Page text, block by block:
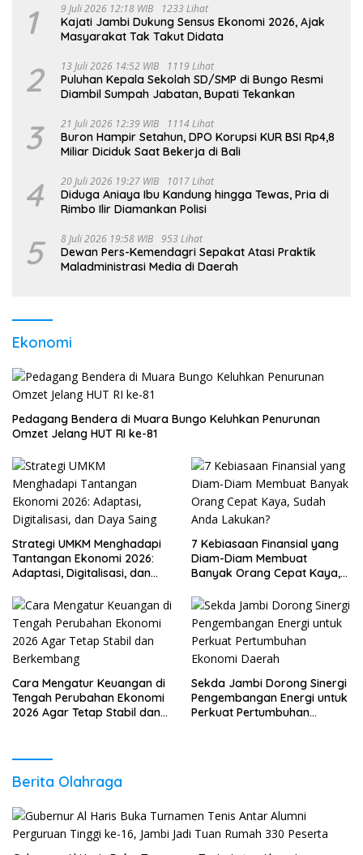
1 9 Juli 2026 12:18 WIB 1233 Lihat
Kajati Jambi Dukung Sensus Ekonomi 2026, Ajak
Masyarakat Tak Takut Didata
2 13 Juli 2026 14:52 WIB 1119 Lihat
Puluhan Kepala Sekolah SD/SMP di Bungo Resmi
Diambil Sumpah Jabatan, Bupati Tekankan
3 21 Juli 2026 12:39 WIB 1114 Lihat
Buron Hampir Setahun, DPO Korupsi KUR BSI Rp4,8
Miliar Diciduk Saat Bekerja di Bali
4 20 Juli 2026 19:27 WIB 1017 Lihat
Diduga Aniaya Ibu Kandung hingga Tewas, Pria di
Rimbo Ilir Diamankan Polisi
5 8 Juli 2026 19:58 WIB 953 Lihat
Dewan Pers-Kemendagri Sepakat Atasi Praktik
Maladministrasi Media di Daerah
Ekonomi
Pedagang Bendera di Muara Bungo Keluhkan Penurunan
Omzet Jelang HUT RI ke-81
Strategi UMKM Menghadapi
Tantangan Ekonomi 2026:
Adaptasi, Digitalisasi, dan
7 Kebiasaan Finansial yang
Diam-Diam Membuat
Banyak Orang Cepat Kaya,
Cara Mengatur Keuangan di
Tengah Perubahan Ekonomi
2026 Agar Tetap Stabil dan
Sekda Jambi Dorong Sinergi
Pengembangan Energi untuk
Perkuat Pertumbuhan
Berita Olahraga